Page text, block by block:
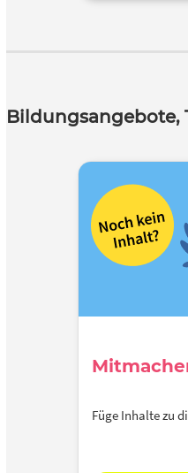
Füge Inhalte zu